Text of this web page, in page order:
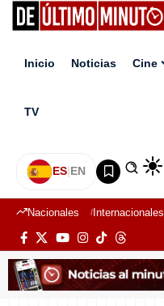
Inicio Noticias Cine
TV
ES|EN
Nacionales Internacionales